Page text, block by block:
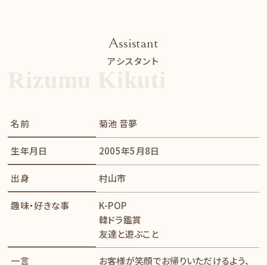
Assistant
アシスタント
名前 菊池 音夢
生年月日 2005年5月8日
出身 村山市
趣味・好きな事
K-POP
韓ドラ鑑賞
​​​​​​​友達と遊ぶこと
一言
お客様が笑顔でお帰りいただけるよう、